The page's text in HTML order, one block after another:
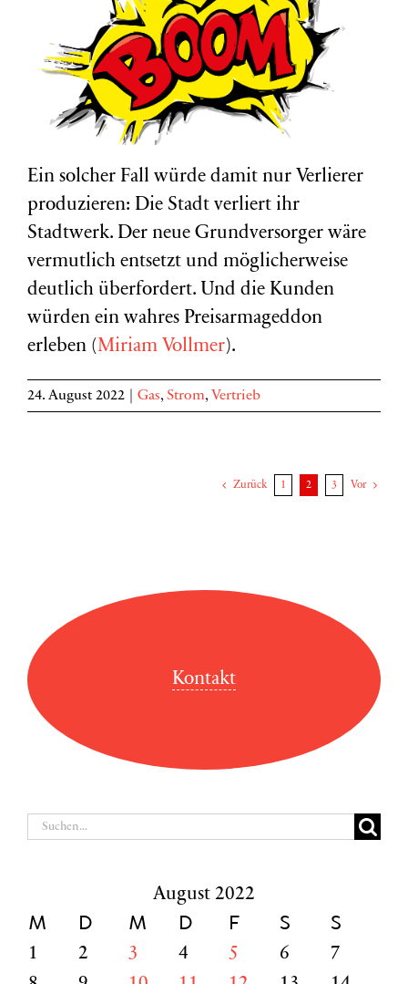
Ein solcher Fall würde damit nur Verlierer
produzieren: Die Stadt verliert ihr
Stadtwerk. Der neue Grundversorger wäre
vermutlich entsetzt und möglicherweise
deutlich überfordert. Und die Kunden
würden ein wahres Preisarmageddon
erleben (Miriam Vollmer).
24. August 2022 Gas, Strom, Vertrieb
Zurück 1 2 3 Vor
Kontakt
Suche
August 2022
M D M D F S S
1 2 3 4 5 6
7